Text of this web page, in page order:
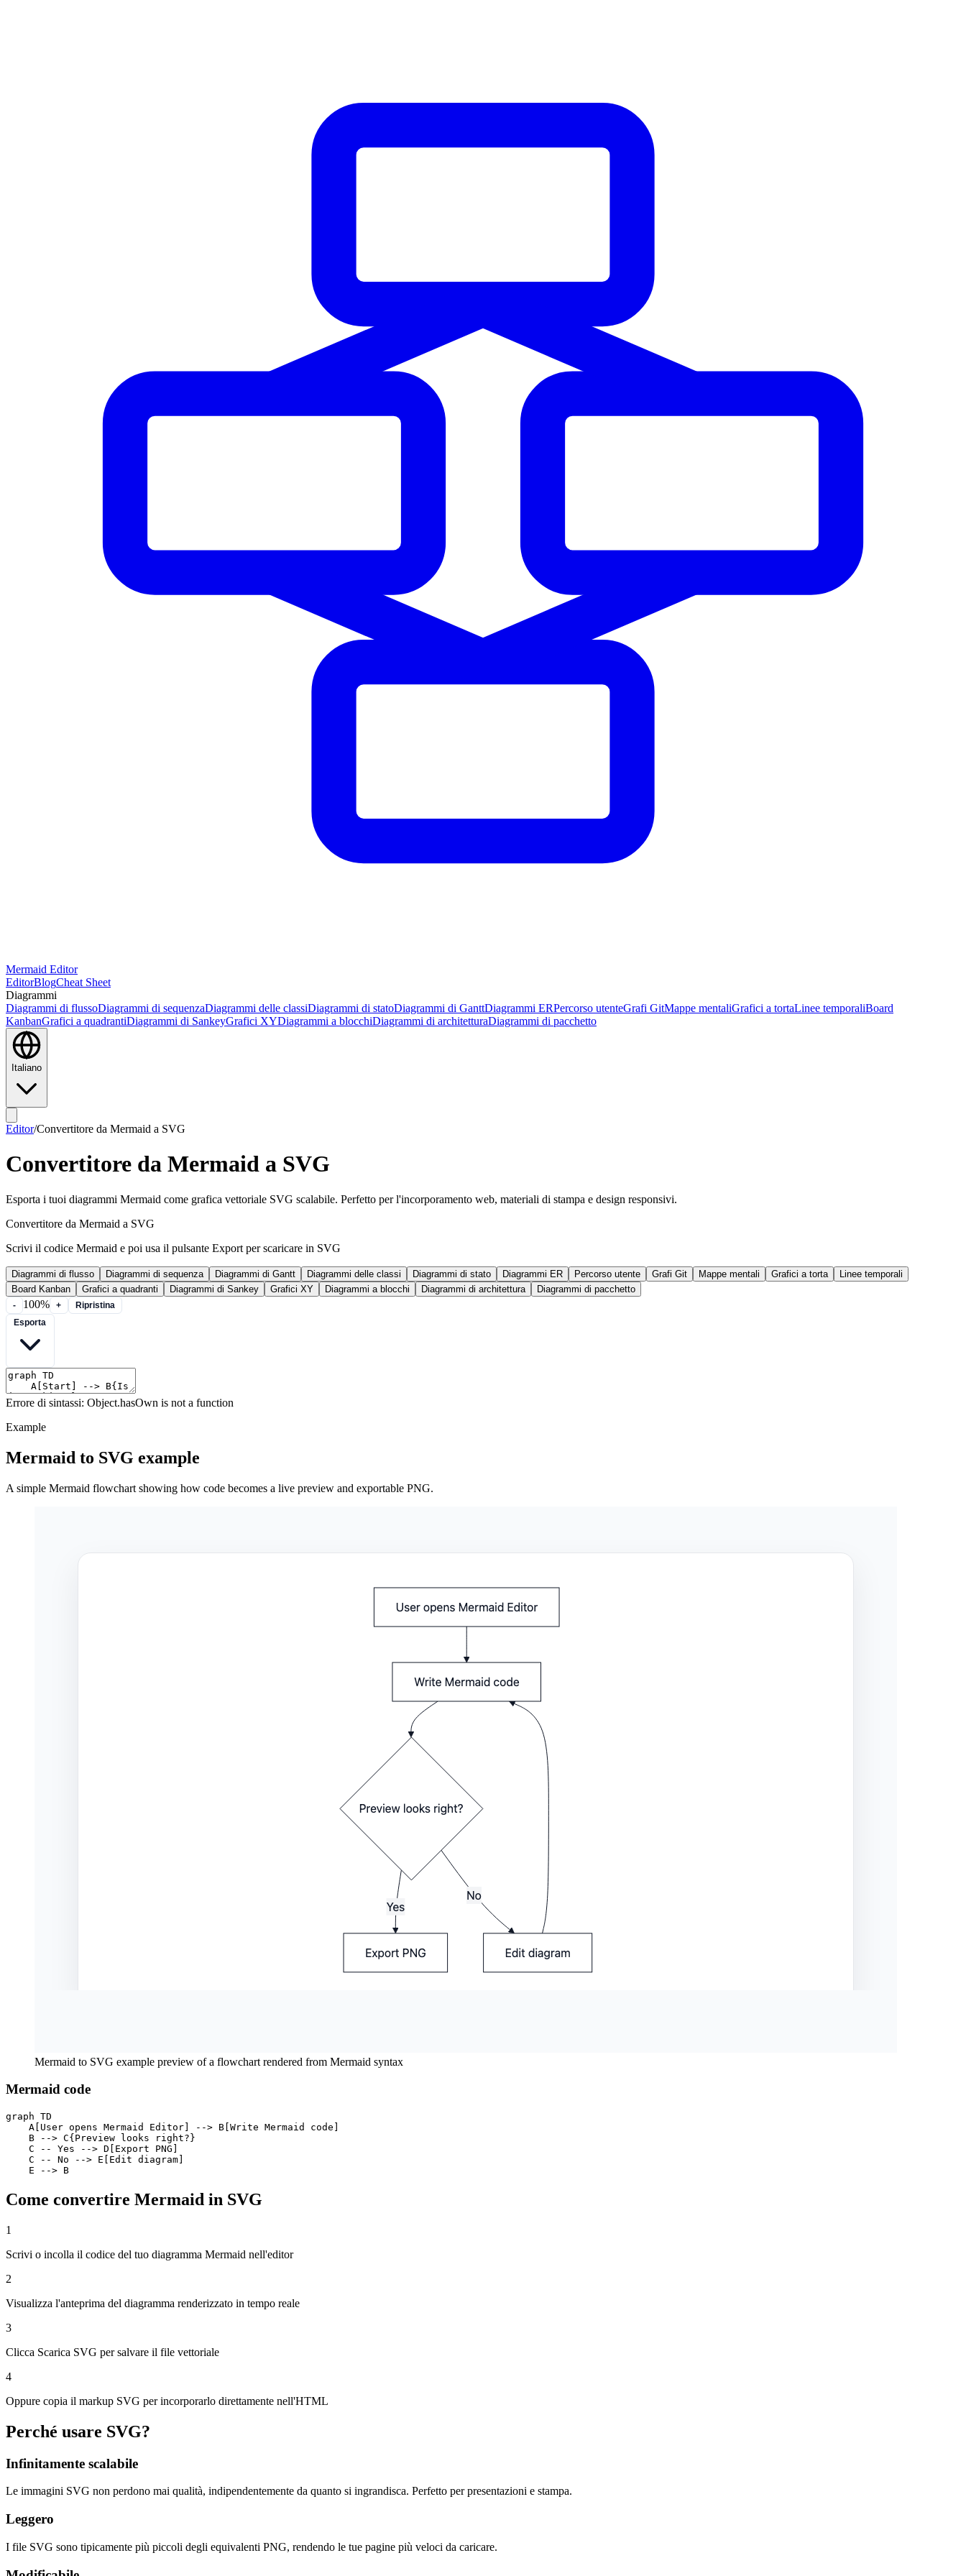
Mermaid Editor
EditorBlogCheat Sheet
Diagrammi
Diagrammi di flussoDiagrammi di sequenzaDiagrammi delle classiDiagrammi di statoDiagrammi di GanttDiagrammi ERPercorso utenteGrafi GitMappe mentaliGrafici a tortaLinee temporaliBoard
KanbanGrafici a quadrantiDiagrammi di SankeyGrafici XYDiagrammi a blocchiDiagrammi di architetturaDiagrammi di pacchetto
Italiano
Editor/Convertitore da Mermaid a SVG
Convertitore da Mermaid a SVG
Esporta i tuoi diagrammi Mermaid come grafica vettoriale SVG scalabile. Perfetto per l'incorporamento web, materiali di stampa e design responsivi.
Convertitore da Mermaid a SVG
Scrivi il codice Mermaid e poi usa il pulsante Export per scaricare in SVG
Diagrammi di flusso Diagrammi di sequenza Diagrammi di Gantt Diagrammi delle classi Diagrammi di stato Diagrammi ER Percorso utente Grafi Git Mappe mentali Grafici a torta
Linee temporali
Board Kanban
Grafici a quadranti Diagrammi di Sankey Grafici XY Diagrammi a blocchi Diagrammi di architettura Diagrammi di pacchetto
- 100% +
Ripristina
Errore di sintassi: Object.hasOwn is not a function
Example
Mermaid to SVG example
A simple Mermaid flowchart showing how code becomes a live preview and exportable PNG.
Mermaid to SVG example preview of a flowchart rendered from Mermaid syntax
Mermaid code
graph TD
    A[User opens Mermaid Editor] --> B[Write Mermaid code]
    B --> C{Preview looks right?}
    C -- Yes --> D[Export PNG]
    C -- No --> E[Edit diagram]
    E --> B
Come convertire Mermaid in SVG
1
Scrivi o incolla il codice del tuo diagramma Mermaid nell'editor
2
Visualizza l'anteprima del diagramma renderizzato in tempo reale
3
Clicca Scarica SVG per salvare il file vettoriale
4
Oppure copia il markup SVG per incorporarlo direttamente nell'HTML
Perché usare SVG?
Infinitamente scalabile
Le immagini SVG non perdono mai qualità, indipendentemente da quanto si ingrandisca. Perfetto per presentazioni e stampa.
Leggero
I file SVG sono tipicamente più piccoli degli equivalenti PNG, rendendo le tue pagine più veloci da caricare.